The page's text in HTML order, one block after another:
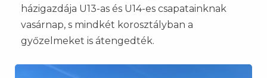
házigazdája U13-as és U14-es csapatainknak
vasárnap, s mindkét korosztályban a
győzelmeket is átengedték.